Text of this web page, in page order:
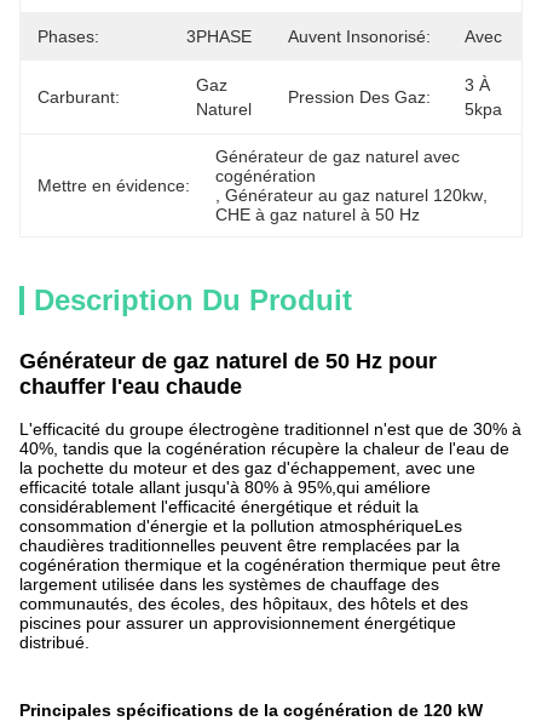
Phases: 3PHASE Auvent Insonorisé: Avec
Carburant:
Gaz
Naturel
Pression Des Gaz:
3 À
5kpa
Mettre en évidence:
Générateur de gaz naturel avec
cogénération
, Générateur au gaz naturel 120kw
CHE à gaz naturel à 50 Hz
Description Du Produit
Générateur de gaz naturel de 50 Hz pour
chauffer l'eau chaude
L'efficacité du groupe électrogène traditionnel n'est que de 30% à
40%, tandis que la cogénération récupère la chaleur de l'eau de
la pochette du moteur et des gaz d'échappement, avec une
efficacité totale allant jusqu'à 80% à 95%,qui améliore
considérablement l'efficacité énergétique et réduit la
consommation d'énergie et la pollution atmosphériqueLes
chaudières traditionnelles peuvent être remplacées par la
cogénération thermique et la cogénération thermique peut être
largement utilisée dans les systèmes de chauffage des
communautés, des écoles, des hôpitaux, des hôtels et des
piscines pour assurer un approvisionnement énergétique
distribué.
Principales spécifications de la cogénération de 120 kW